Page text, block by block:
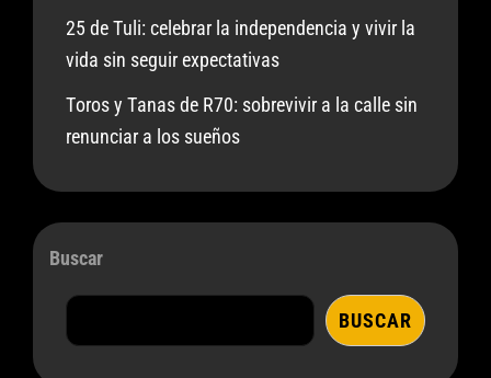
25 de Tuli: celebrar la independencia y vivir la
vida sin seguir expectativas
Toros y Tanas de R70: sobrevivir a la calle sin
renunciar a los sueños
Buscar
BUSCAR